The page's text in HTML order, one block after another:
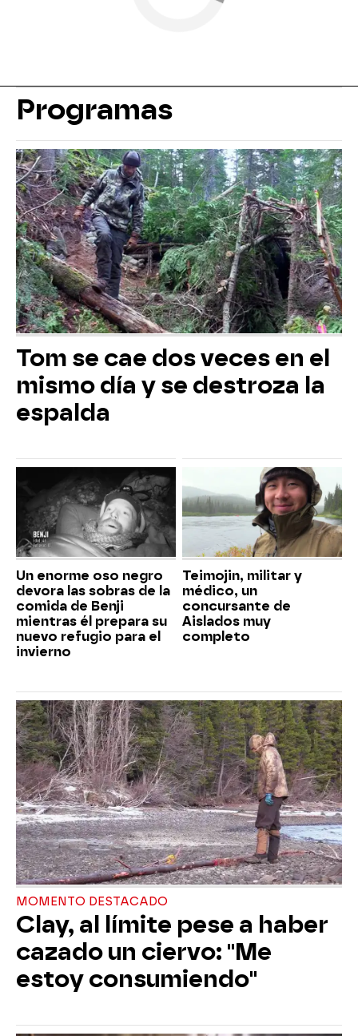
Programas
Tom se cae dos veces en el
mismo día y se destroza la
espalda
Un enorme oso negro
devora las sobras de la
comida de Benji
mientras él prepara su
nuevo refugio para el
invierno
Teimojin, militar y
médico, un
concursante de
Aislados muy
completo
MOMENTO DESTACADO
Clay, al límite pese a haber
cazado un ciervo: "Me
estoy consumiendo"